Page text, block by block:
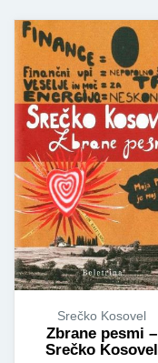
Srečko Kosovel
Zbrane pesmi –
Srečko Kosovel